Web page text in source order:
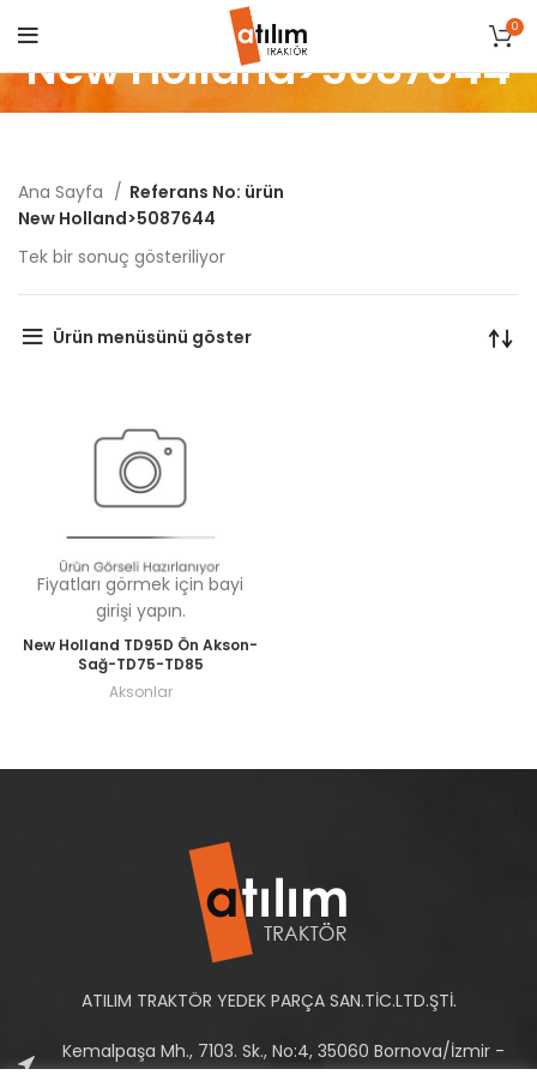
0
New Holland>5087644
Ana Sayfa
Referans No: ürün
New Holland>5087644
Tek bir sonuç gösteriliyor
Ürün menüsünü göster
Fiyatları görmek için bayi
girişi yapın.
New Holland TD95D Ön Akson-
Sağ-TD75-TD85
Aksonlar
ATILIM TRAKTÖR YEDEK PARÇA SAN.TİC.LTD.ŞTİ.
Kemalpaşa Mh., 7103. Sk., No:4, 35060 Bornova/İzmir -